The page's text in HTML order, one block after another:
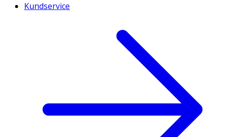
Kundservice